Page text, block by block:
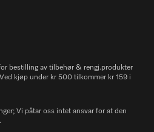
bestilling av tilbehør & rengj.produkter
kjøp under kr 500 tilkommer kr 159 i
Vi påtar oss intet ansvar for at den